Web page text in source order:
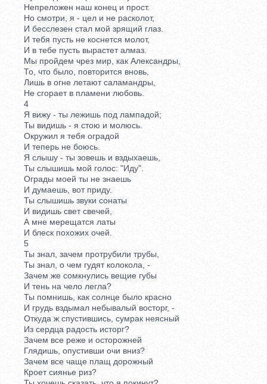
Непреложен наш конец и прост.
Но смотри, я - цел и не расколот,
И бесслезен стал мой зрящий глаз.
И тебя пусть не коснется молот,
И в тебе пусть вырастет алмаз.
Мы пройдем чрез мир, как Александры,
То, что было, повторится вновь,
Лишь в огне летают саламандры,
Не сгорает в пламени любовь.
4
Я вижу - ты лежишь под лампадой;
Ты видишь - я стою и молюсь.
Окружил я тебя оградой
И теперь не боюсь.
Я слышу - ты зовешь и вздыхаешь,
Ты слышишь мой голос: "Иду".
Ограды моей ты не знаешь
И думаешь, вот приду.
Ты слышишь звуки сонаты
И видишь свет свечей,
А мне мерещатся латы
И блеск похожих очей.
5
Ты знал, зачем протрубили трубы,
Ты знал, о чем гудят колокола, -
Зачем же сомкнулись вещие губы
И тень на чело легла?
Ты помнишь, как солнце было красно
И грудь вздымал небывалый восторг, -
Откуда ж спустившись, сумрак неясный
Из сердца радость исторг?
Зачем все реже и осторожней
Глядишь, опустивши очи вниз?
Зачем все чаще плащ дорожный
Кроет сиянье риз?